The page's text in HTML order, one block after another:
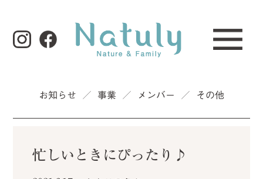
お知らせ ／ 事業 ／ メンバー ／ その他
忙しいときにぴったり♪